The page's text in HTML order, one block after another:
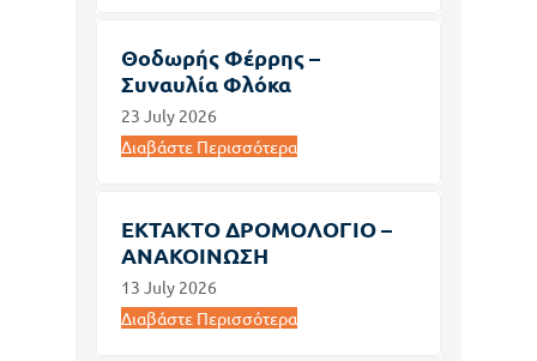
Θοδωρής Φέρρης –
Συναυλία Φλόκα
23 July 2026
Διαβάστε Περισσότερα
ΕΚΤΑΚΤΟ ΔΡΟΜΟΛΟΓΙΟ –
ΑΝΑΚΟΙΝΩΣΗ
13 July 2026
Διαβάστε Περισσότερα